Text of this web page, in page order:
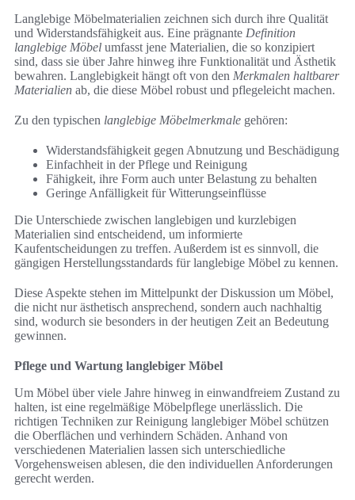
Langlebige Möbelmaterialien zeichnen sich durch ihre Qualität
und Widerstandsfähigkeit aus. Eine prägnante Definition
langlebige Möbel umfasst jene Materialien, die so konzipiert
sind, dass sie über Jahre hinweg ihre Funktionalität und Ästhetik
bewahren. Langlebigkeit hängt oft von den Merkmalen haltbarer
Materialien ab, die diese Möbel robust und pflegeleicht machen.
Zu den typischen langlebige Möbelmerkmale gehören:
Widerstandsfähigkeit gegen Abnutzung und Beschädigung
Einfachheit in der Pflege und Reinigung
Fähigkeit, ihre Form auch unter Belastung zu behalten
Geringe Anfälligkeit für Witterungseinflüsse
Die Unterschiede zwischen langlebigen und kurzlebigen
Materialien sind entscheidend, um informierte
Kaufentscheidungen zu treffen. Außerdem ist es sinnvoll, die
gängigen Herstellungsstandards für langlebige Möbel zu kennen.
Diese Aspekte stehen im Mittelpunkt der Diskussion um Möbel,
die nicht nur ästhetisch ansprechend, sondern auch nachhaltig
sind, wodurch sie besonders in der heutigen Zeit an Bedeutung
gewinnen.
Pflege und Wartung langlebiger Möbel
Um Möbel über viele Jahre hinweg in einwandfreiem Zustand zu
halten, ist eine regelmäßige Möbelpflege unerlässlich. Die
richtigen Techniken zur Reinigung langlebiger Möbel schützen
die Oberflächen und verhindern Schäden. Anhand von
verschiedenen Materialien lassen sich unterschiedliche
Vorgehensweisen ablesen, die den individuellen Anforderungen
gerecht werden.